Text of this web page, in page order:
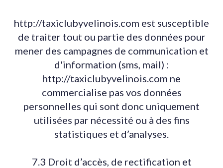
http://taxiclubyvelinois.com est susceptible
de traiter tout ou partie des données pour
mener des campagnes de communication et
d'information (sms, mail) :
http://taxiclubyvelinois.com ne
commercialise pas vos données
personnelles qui sont donc uniquement
utilisées par nécessité ou à des fins
statistiques et d’analyses.
7.3 Droit d’accès, de rectification et